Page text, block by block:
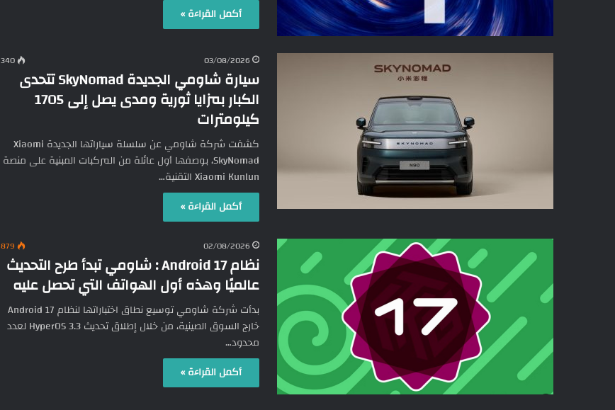
أكمل القراءة »
03/08/2026
340
سيارة شاومي الجديدة SkyNomad تتحدى
الكبار بمزايا ثورية ومدى يصل إلى 1705
كيلومترات
كشفت شركة شاومي عن سلسلة سياراتها الجديدة Xiaomi
SkyNomad، بوصفها أول عائلة من المركبات المبنية على منصة
Xiaomi Kunlun التقنية…
أكمل القراءة »
02/08/2026
879
نظام Android 17 : شاومي تبدأ طرح التحديث
عالميًا وهذه أول الهواتف التي تحصل عليه
بدأت شركة شاومي توسيع نطاق اختباراتها لنظام Android 17
خارج السوق الصينية، من خلال إطلاق تحديث HyperOS 3.3 لعدد
محدود…
أكمل القراءة »